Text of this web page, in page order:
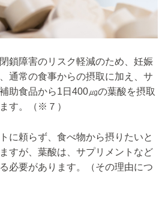
鎖障害のリスク軽減のため、妊娠
通常の食事からの摂取に加え、サ
助食品から1日400㎍の葉酸を摂取
す。（※７）
に頼らず、食べ物から摂りたいと
すが、葉酸は、サプリメントなど
必要があります。（その理由につ